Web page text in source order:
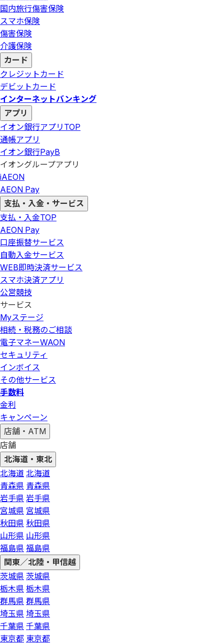
国内旅行傷害保険
スマホ保険
傷害保険
介護保険
カード
クレジットカード
デビットカード
インターネットバンキング
アプリ
イオン銀行アプリ TOP
通帳アプリ
イオン銀行PayB
イオングループアプリ
iAEON
AEON Pay
支払・入金・サービス
支払・入金TOP
AEON Pay
口座振替サービス
自動入金サービス
WEB即時決済サービス
スマホ決済アプリ
公営競技
サービス
Myステージ
相続・税務のご相談
電子マネーWAON
セキュリティ
インボイス
その他サービス
手数料
金利
キャンペーン
店舗・ATM
店舗
北海道・東北
北海道 北海道
青森県 青森県
岩手県 岩手県
宮城県 宮城県
秋田県 秋田県
山形県 山形県
福島県 福島県
関東／北陸・甲信越
茨城県 茨城県
栃木県 栃木県
群馬県 群馬県
埼玉県 埼玉県
千葉県 千葉県
東京都 東京都